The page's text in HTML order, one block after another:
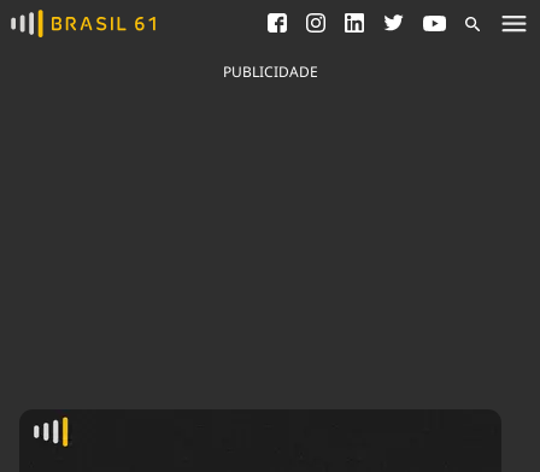
Ver todas as notícias
Saneamento
Indicadores
Agronegócios
PUBLICIDADE